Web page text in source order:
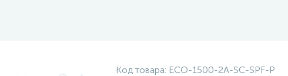
Код товара: ECO-1500-2A-SC-SPF-P